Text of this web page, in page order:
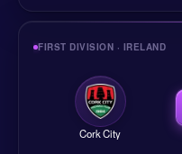
FIRST DIVISION · IRELAND
Cork City